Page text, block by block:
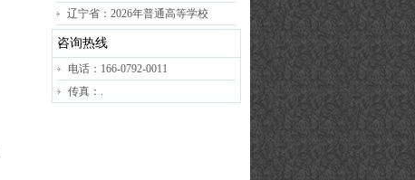
辽宁省：2026年普通高等学校
咨询热线
电话：166-0792-0011
传真：.